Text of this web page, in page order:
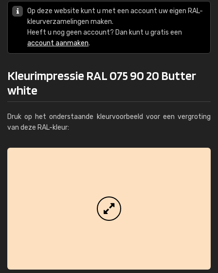
Op deze website kunt u met een account uw eigen RAL-
kleurverzamelingen maken.
Heeft u nog geen account? Dan kunt u gratis een
account aanmaken.
Kleurimpressie RAL 075 90 20 Butter
white
Druk op het onderstaande kleurvoorbeeld voor een vergroting
van deze RAL-kleur: